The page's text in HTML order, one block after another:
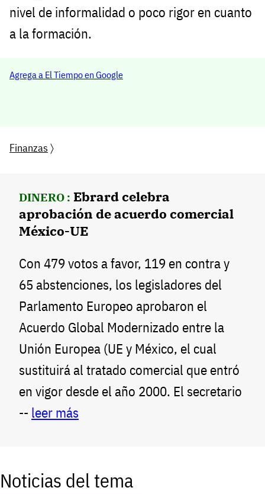
nivel de informalidad o poco rigor en cuanto
a la formación.
Agrega a El Tiempo en Google
Finanzas 〉
DINERO : Ebrard celebra
aprobación de acuerdo comercial
México-UE
Con 479 votos a favor, 119 en contra y
65 abstenciones, los legisladores del
Parlamento Europeo aprobaron el
Acuerdo Global Modernizado entre la
Unión Europea (UE y México, el cual
sustituirá al tratado comercial que entró
en vigor desde el año 2000. El secretario
-- leer más
Noticias del tema